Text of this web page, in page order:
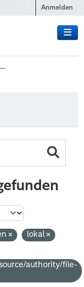
Anmelden
lokal
authority/file-